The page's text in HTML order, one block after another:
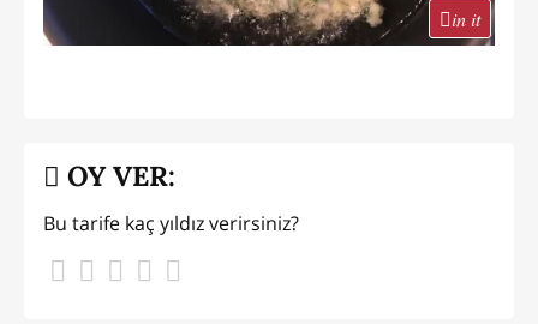
in it
OY VER:
Bu tarife kaç yıldız verirsiniz?